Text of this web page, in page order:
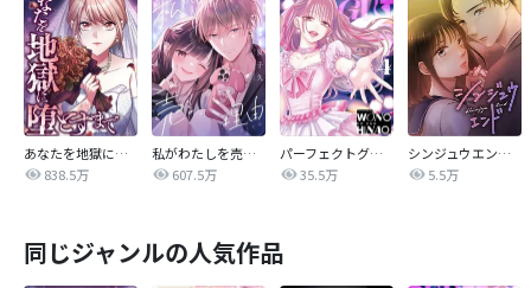
あなたを地獄に堕とすまで
838.5万
私がわたしを売る理由
607.5万
パーフェクトグリッター
35.5万
シンジュウエンド【タテヨミ】
5.5万
同じジャンルの人気作品